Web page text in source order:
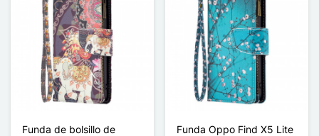
Funda de bolsillo de
Funda Oppo Find X5 Lite